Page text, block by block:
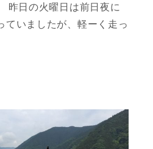
昨日の火曜日は前日夜に
ていましたが、軽ーく走っ